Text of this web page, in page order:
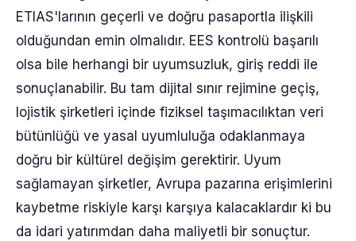
ETIAS'larının geçerli ve doğru pasaportla ilişkili
olduğundan emin olmalıdır. EES kontrolü başarılı
olsa bile herhangi bir uyumsuzluk, giriş reddi ile
sonuçlanabilir. Bu tam dijital sınır rejimine geçiş,
lojistik şirketleri içinde fiziksel taşımacılıktan veri
bütünlüğü ve yasal uyumluluğa odaklanmaya
doğru bir kültürel değişim gerektirir. Uyum
sağlamayan şirketler, Avrupa pazarına erişimlerini
kaybetme riskiyle karşı karşıya kalacaklardır ki bu
da idari yatırımdan daha maliyetli bir sonuçtur.